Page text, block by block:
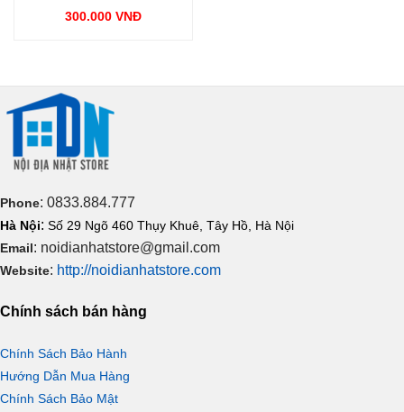
300.000 VNĐ
Phone: 0833.884.777
Hà Nội: Số 29 Ngõ 460 Thụy Khuê, Tây Hồ, Hà Nội
Email: noidianhatstore@gmail.com
Website: http://noidianhatstore.com
Chính sách bán hàng
Chính Sách Bảo Hành
Hướng Dẫn Mua Hàng
Chính Sách Bảo Mật